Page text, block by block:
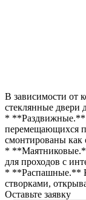
В зависимости от
стеклянные двери
* **Раздвижные.**
перемещающихся
смонтированы как
*
для проходов с
* **Распашные.**
створками,
Оставьте заявку